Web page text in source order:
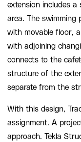
extension includes a
area. The swimming
with movable floor,
with adjoining
connects to the
structure of the
separate from the
With this design,
assignment. A
approach. Tekla